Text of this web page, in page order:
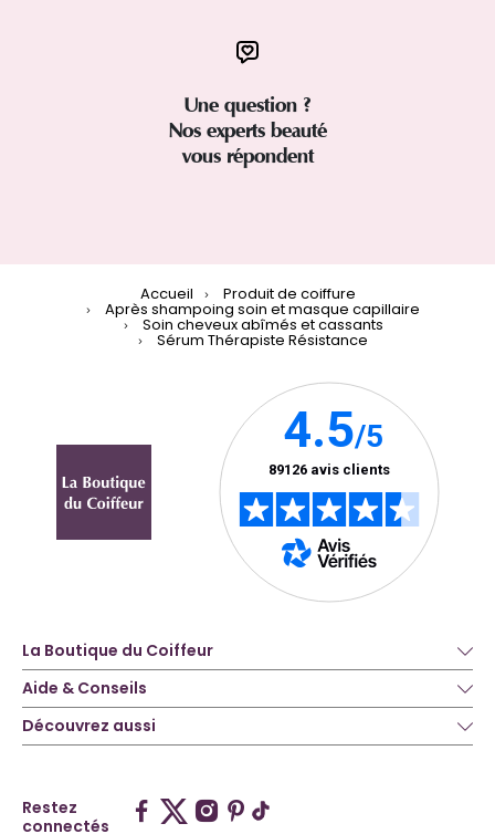
Une question ?
Nos experts beauté
vous répondent
Accueil Produit de coiffure
Après shampoing soin et masque capillaire
Soin cheveux abîmés et cassants
Sérum Thérapiste Résistance
La Boutique du Coiffeur
Aide & Conseils
Découvrez aussi
Restez
connectés